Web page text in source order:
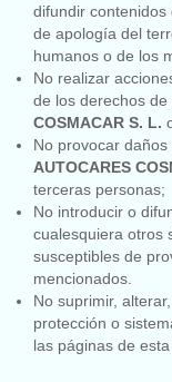
difundir
de apología del
humanos o de los
No realizar
de los derechos
COSMACAR S. L.
No provocar
AUTOCARES
terceras personas;
No introducir o
cualesquiera otros
susceptibles de
mencionados.
No suprimir,
protección o
las páginas de